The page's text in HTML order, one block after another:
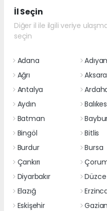
İl Seçin
Diğer il ile ilgili veriye
seçin
Adana
Ağrı
Antalya
Aydın
Batman
Bingöl
Bitlis
Burdur
Bursa
Çankırı
Diyarbakır
Düzce
Elazığ
Eskişehir